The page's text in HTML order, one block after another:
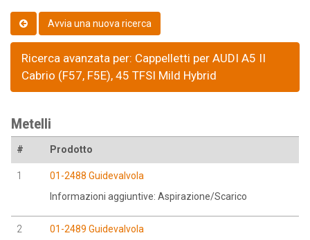
Ricerca avanzata per: Cappelletti per AUDI A5 II
Cabrio (F57, F5E), 45 TFSI Mild Hybrid
Metelli
# Prodotto
1
01-2488 Guidevalvola
Informazioni aggiuntive: Aspirazione/Scarico
2
01-2489 Guidevalvola